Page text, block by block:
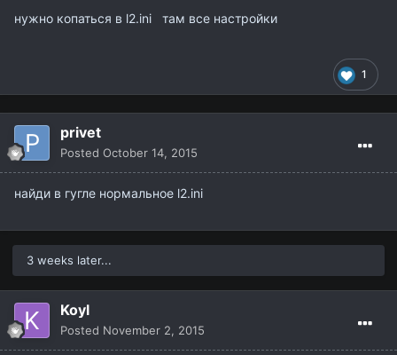
нужно копаться в l2.ini там все настройки
1
privet
Posted October 14, 2015
найди в гугле нормальное l2.ini
3 weeks later...
Koyl
Posted November 2, 2015